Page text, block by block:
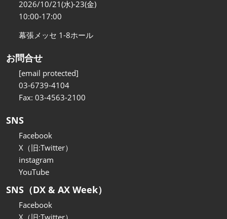
2026/10/21(水)-23(金)
10:00-17:00
幕張メッセ 1-8ホール
お問合せ
[email protected]
03-6739-4104
Fax: 03-4563-2100
SNS
Facebook
X（旧:Twitter）
instagram
YouTube
SNS（DX & AX Week）
Facebook
X（旧:Twitter）